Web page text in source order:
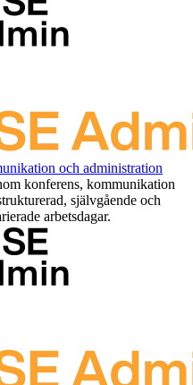
och administration
konferens, kommunikation
självgående och
arbetsdagar.